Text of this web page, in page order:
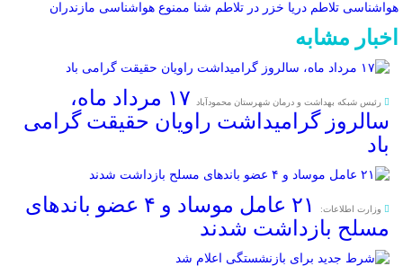
هواشناسی تلاطم دریا خزر در تلاطم شنا ممنوع هواشناسی مازندران
اخبار مشابه
رئیس شبکه بهداشت و درمان شهرستان محمودآباد
۱۷ مرداد ماه،
سالروز گرامیداشت راویان حقیقت گرامی
باد
وزارت اطلاعات:
۲۱ عامل موساد و ۴ عضو باند‌های
مسلح بازداشت شدند